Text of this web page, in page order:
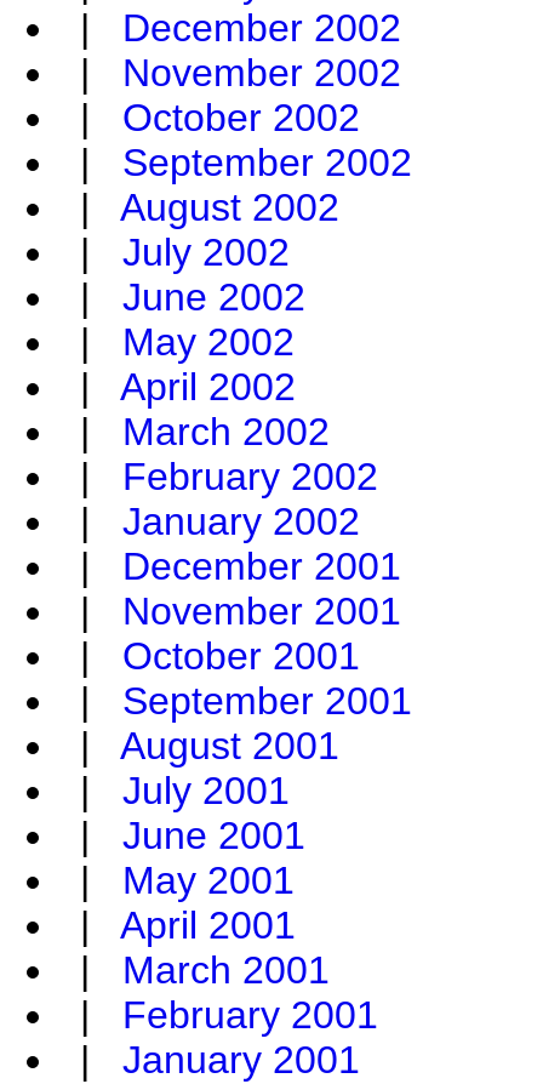
| December 2002
| November 2002
| October 2002
| September 2002
| August 2002
| July 2002
| June 2002
| May 2002
| April 2002
| March 2002
| February 2002
| January 2002
| December 2001
| November 2001
| October 2001
| September 2001
| August 2001
| July 2001
| June 2001
| May 2001
| April 2001
| March 2001
| February 2001
| January 2001